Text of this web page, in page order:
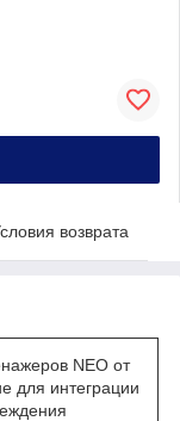
возврата
NEO от
для интеграции